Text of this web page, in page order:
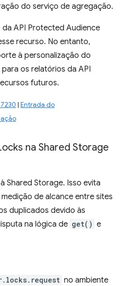
do serviço de agregação.
API Protected Audience
recurso. No entanto,
à personalização do
os relatórios da API
futuros.
| Entrada do
na Shared Storage
Shared Storage. Isso evita
de alcance entre sites
duplicados devido às
na lógica de get() e
no ambiente